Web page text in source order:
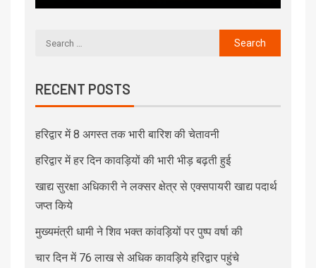
RECENT POSTS
हरिद्वार में 8 अगस्त तक भारी बारिश की चेतावनी
हरिद्वार में हर दिन कावड़ियों की भारी भीड़ बढ़ती हुई
खाद्य सुरक्षा अधिकारी ने लक्सर क्षेत्र से एक्सपायरी खाद्य पदार्थ
जप्त किये
मुख्यमंत्री धामी ने शिव भक्त कांवड़ियों पर पुष्प वर्षा की
चार दिन में 76 लाख से अधिक कावड़िये हरिद्वार पहुंचे